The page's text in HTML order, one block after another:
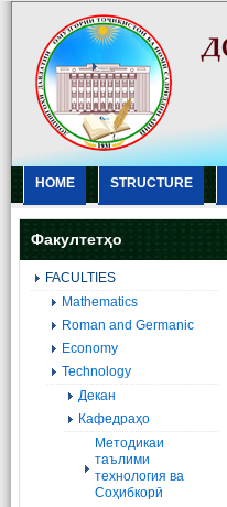
HOME STRUCTURE
Факултетҳо
FACULTIES
Mathematics
Roman and Germanic
Economy
Technology
Декан
Кафедраҳо
Методикаи
таълими
технология ва
Соҳибкорӣ